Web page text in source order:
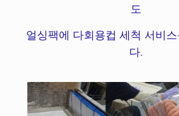
도
얼싱팩에 다회용컵 세척 서비
다.